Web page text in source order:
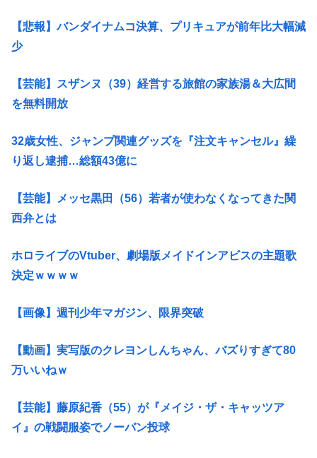
【悲報】バンダイナムコ決算、プリキュアが前年比大幅減
少
【芸能】スザンヌ（39）経営する旅館の家族湯＆大広間
を無料開放
32歳女性、ジャンプ関連グッズを『注文キャンセル』繰
り返し逮捕…総額43億に
【芸能】メッセ黒田（56）若者が使わなくなってきた関
西弁とは
ホロライブのVtuber、劇場版メイドインアビスの主題歌
決定ｗｗｗｗ
【画像】週刊少年マガジン、限界突破
【動画】実写版のクレヨンしんちゃん、バズりすぎて80
万いいねｗ
【芸能】藤原紀香（55）が『メイジ・ザ・キャッツア
イ』の戦闘服姿でノーバン投球